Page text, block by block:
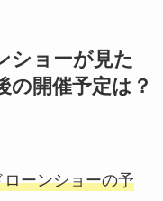
ショーが見た
の開催予定は？
ーンショーの予